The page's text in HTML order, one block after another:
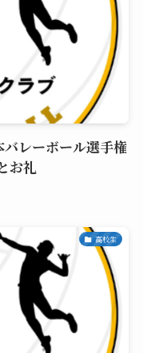
レーボール選手権
お礼
高校生